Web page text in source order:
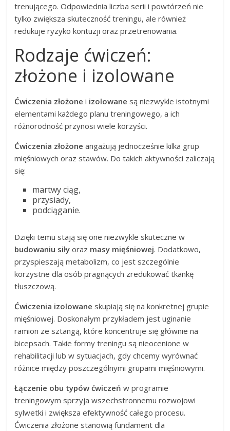
trenującego. Odpowiednia liczba serii i powtórzeń nie
tylko zwiększa skuteczność treningu, ale również
redukuje ryzyko kontuzji oraz przetrenowania.
Rodzaje ćwiczeń:
złożone i izolowane
Ćwiczenia złożone i izolowane są niezwykle istotnymi
elementami każdego planu treningowego, a ich
różnorodność przynosi wiele korzyści.
Ćwiczenia złożone angażują jednocześnie kilka grup
mięśniowych oraz stawów. Do takich aktywności zaliczają
się:
martwy ciąg,
przysiady,
podciąganie.
Dzięki temu stają się one niezwykle skuteczne w
budowaniu siły oraz masy mięśniowej. Dodatkowo,
przyspieszają metabolizm, co jest szczególnie
korzystne dla osób pragnących zredukować tkankę
tłuszczową.
Ćwiczenia izolowane skupiają się na konkretnej grupie
mięśniowej. Doskonałym przykładem jest uginanie
ramion ze sztangą, które koncentruje się głównie na
bicepsach. Takie formy treningu są nieocenione w
rehabilitacji lub w sytuacjach, gdy chcemy wyrównać
różnice między poszczególnymi grupami mięśniowymi.
Łączenie obu typów ćwiczeń w programie
treningowym sprzyja wszechstronnemu rozwojowi
sylwetki i zwiększa efektywność całego procesu.
Ćwiczenia złożone stanowią fundament dla